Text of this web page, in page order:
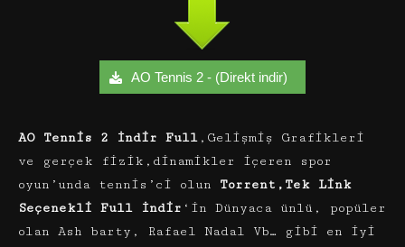
AO Tennis 2 - (Direkt indir)
AO Tennis 2 İndir Full ,Gelişmiş Grafikleri
ve gerçek fizik,dinamikler içeren spor
oyun’unda tennis’ci olun Torrent,Tek Link
Seçenekli Full İndir ‘in Dünyaca ünlü, popüler
olan Ash barty, Rafael Nadal Vb… gibi en iyi